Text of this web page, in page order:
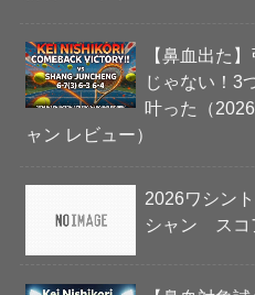
【鼻血出た
じゃない！3
叶った（
ャン レビュー）
2026ワシン
シャン スコ